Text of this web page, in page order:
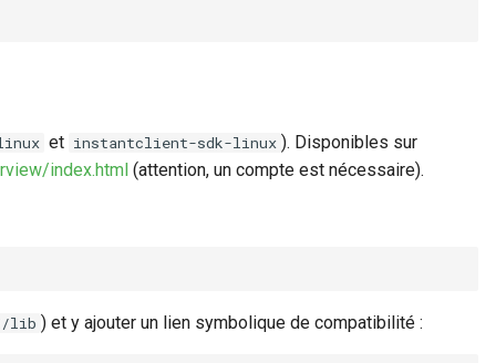
et instantclient-sdk-linux ). Disponibles sur
index.html (attention, un compte est nécessaire).
lib ) et y ajouter un lien symbolique de compatibilité :